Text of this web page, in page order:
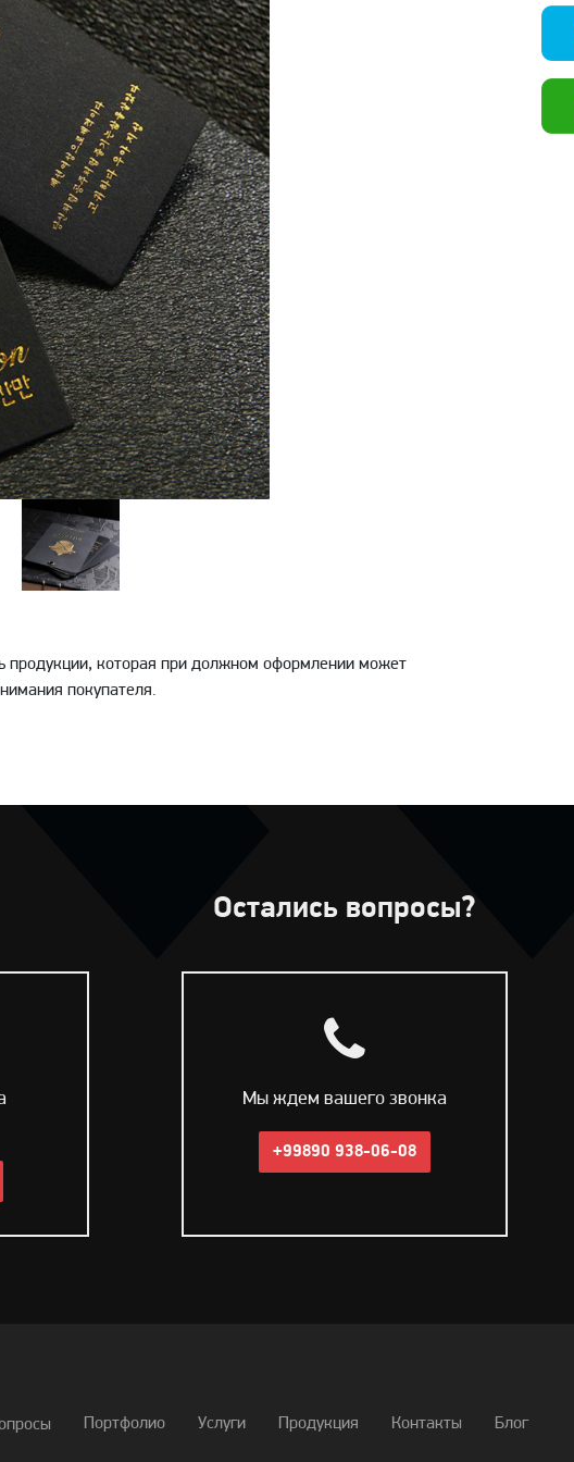
продукции, которая при должном оформлении может
покупателя.
Остались вопросы?
Мы ждем вашего звонка
+99890 938-06-08
Портфолио Услуги Продукция Контакты Блог